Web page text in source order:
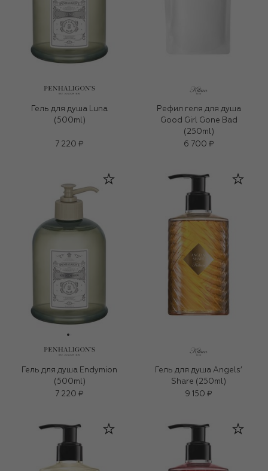
Гель для душа Luna
(500ml)
7 220 ₽
Рефил геля для душа
Good Girl Gone Bad
(250ml)
6 700 ₽
Гель для душа Endymion
(500ml)
7 220 ₽
Гель для душа Angels’
Share (250ml)
9 150 ₽